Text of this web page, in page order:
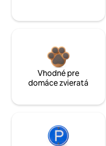
Vhodné pre
domáce zvieratá